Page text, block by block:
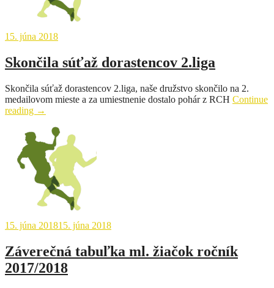
15. júna 2018
Skončila súťaž dorastencov 2.liga
Skončila súťaž dorastencov 2.liga, naše družstvo skončilo na 2.
medailovom mieste a za umiestnenie dostalo pohár z RCH Continue
reading „Skončila
dorastencov
2.liga“
→
15. júna 201815. júna 2018
Záverečná tabuľka ml. žiačok ročník
2017/2018